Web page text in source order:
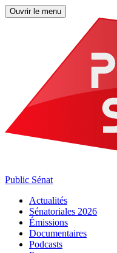
Ouvrir le menu
Public Sénat
Actualités
Sénatoriales 2026
Émissions
Documentaires
Podcasts